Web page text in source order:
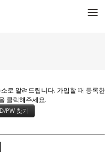
로 알려드립니다. 가입할 때 등록한
클릭해주세요.